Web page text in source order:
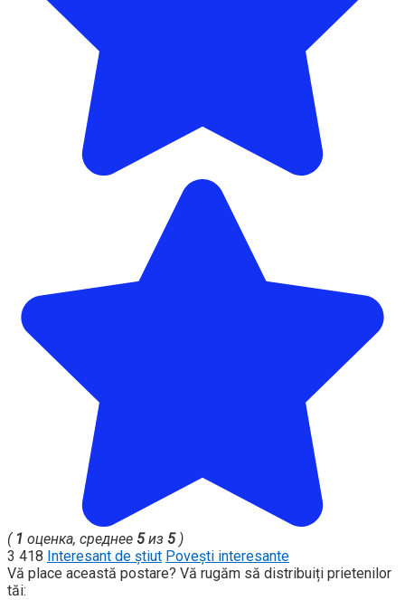
( 1 оценка, среднее 5из 5)
3 418 Interesant de știut Povești interesante
Vă place această postare? Vă rugăm să distribuiți prietenilor
tăi: